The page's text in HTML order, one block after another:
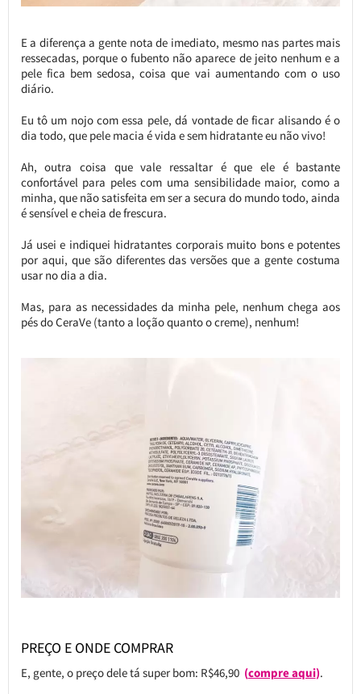
E a diferença a gente nota de imediato, mesmo nas partes mais
ressecadas, porque o fubento não aparece de jeito nenhum e a
pele fica bem sedosa, coisa que vai aumentando com o uso
diário.
Eu tô um nojo com essa pele, dá vontade de ficar alisando é o
dia todo, que pele macia é vida e sem hidratante eu não vivo!
Ah, outra coisa que vale ressaltar é que ele é bastante
confortável para peles com uma sensibilidade maior, como a
minha, que não satisfeita em ser a secura do mundo todo, ainda
é sensível e cheia de frescura.
Já usei e indiquei hidratantes corporais muito bons e potentes
por aqui, que são diferentes das versões que a gente costuma
usar no dia a dia.
Mas, para as necessidades da minha pele, nenhum chega aos
pés do CeraVe (tanto a loção quanto o creme), nenhum!
PREÇO E ONDE COMPRAR
E, gente, o preço dele tá super bom: R$46,90 (compre aqui).